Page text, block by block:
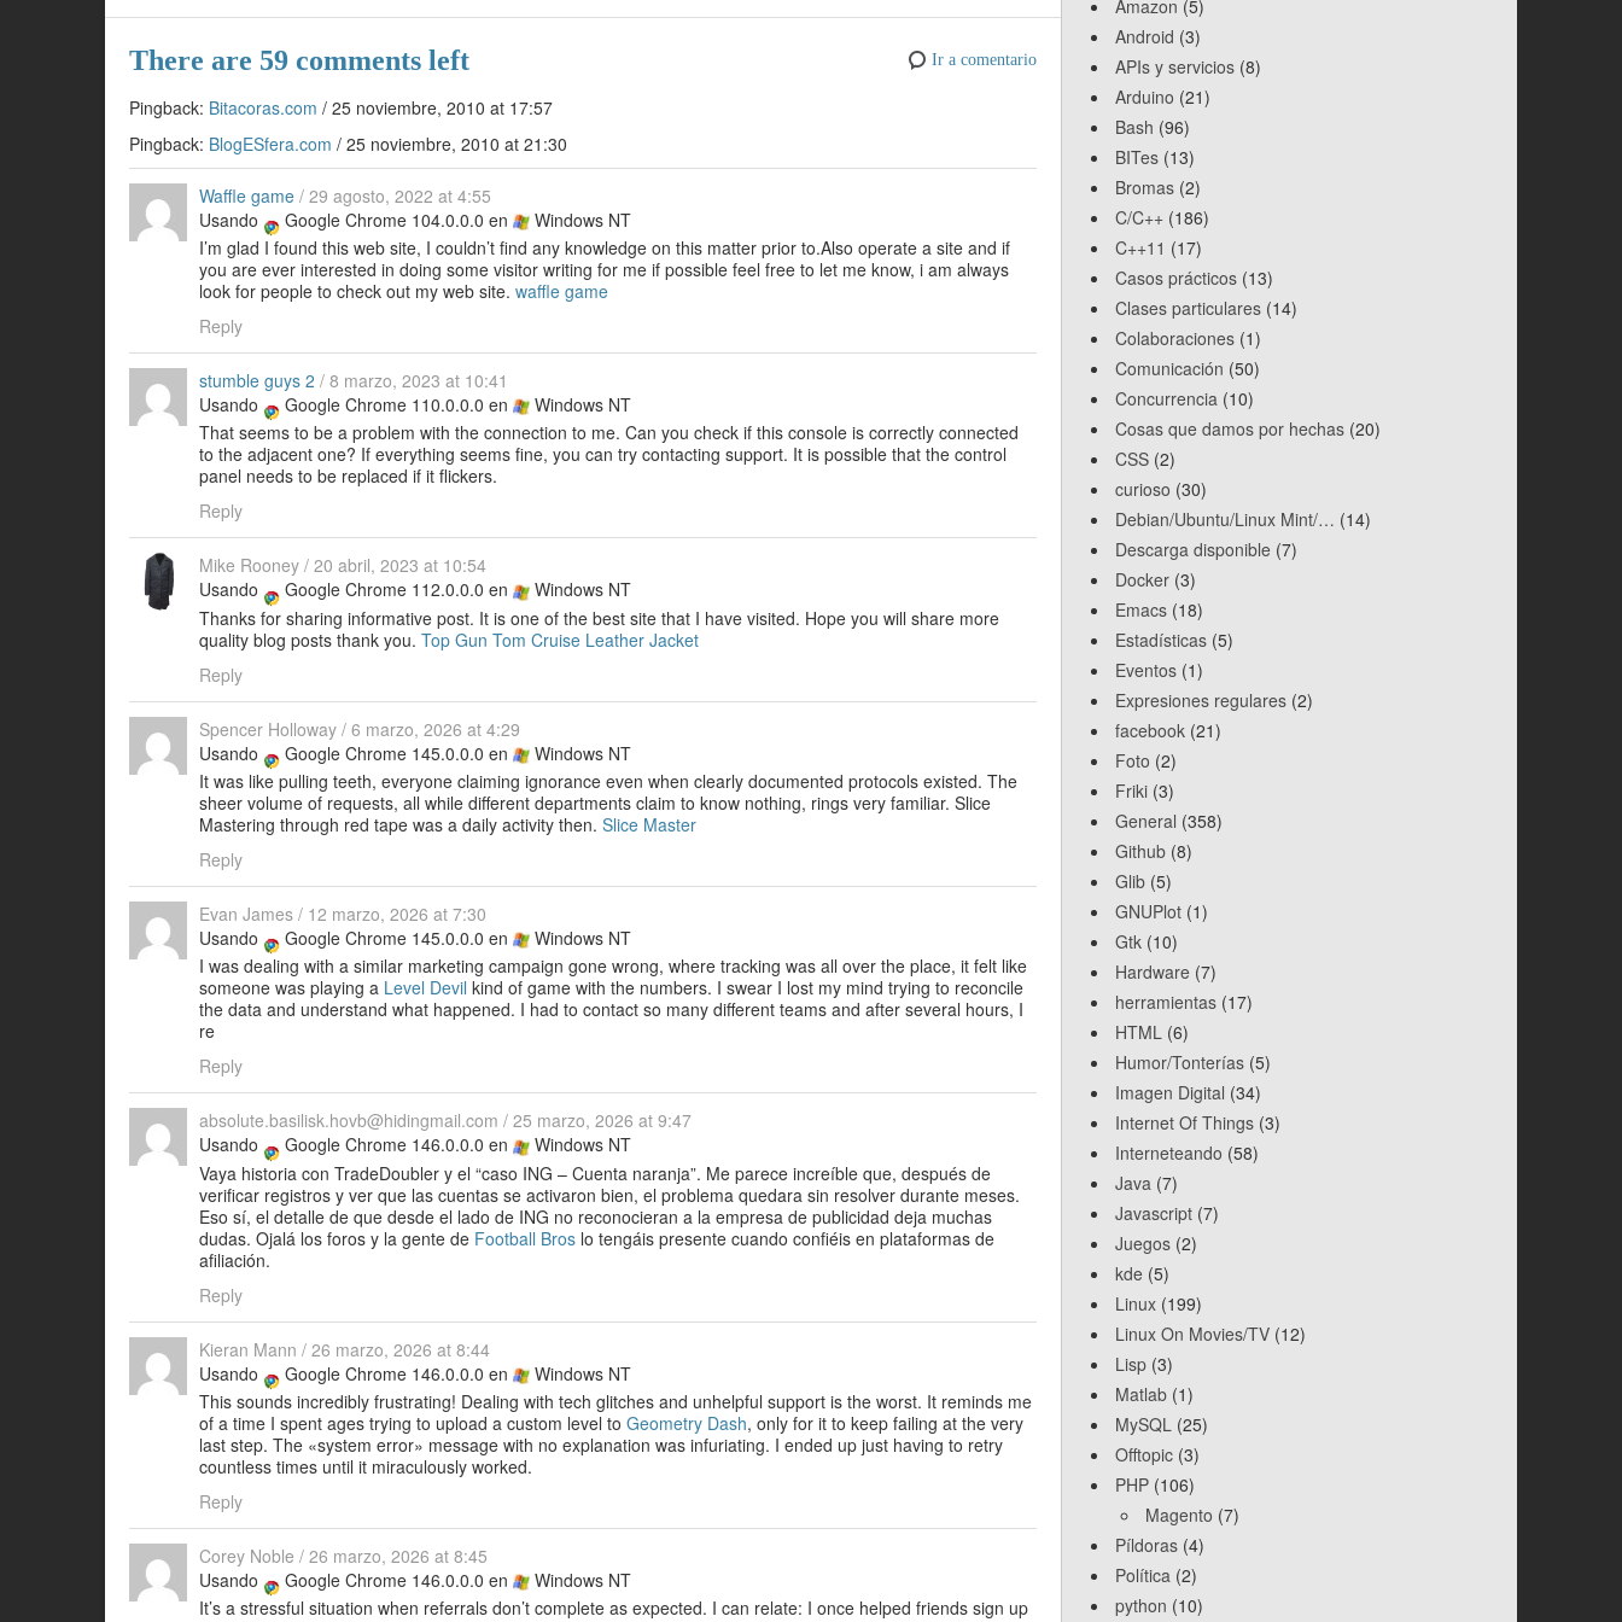
o
k
p e
There are 59 comments left Ir a comentario
Pingback: Bitacoras.com / 25 noviembre, 2010 at 17:57
Pingback: BlogESfera.com / 25 noviembre, 2010 at 21:30
Waffle game / 29 agosto, 2022 at 4:55
Usando
Google Chrome 104.0.0.0 en
Windows NT
I’m glad I found this web site, I couldn’t find any knowledge on this matter prior to.Also operate a site and if
you are ever interested in doing some visitor writing for me if possible feel free to let me know, i am always
look for people to check out my web site. waffle game
Reply
stumble guys 2 / 8 marzo, 2023 at 10:41
Usando
Google Chrome 110.0.0.0 en
Windows NT
That seems to be a problem with the connection to me. Can you check if this console is correctly connected
to the adjacent one? If everything seems fine, you can try contacting support. It is possible that the control
panel needs to be replaced if it flickers.
Reply
Mike Rooney / 20 abril, 2023 at 10:54
Usando
Google Chrome 112.0.0.0 en
Windows NT
Thanks for sharing informative post. It is one of the best site that I have visited. Hope you will share more
quality blog posts thank you. Top Gun Tom Cruise Leather Jacket
Reply
Spencer Holloway / 6 marzo, 2026 at 4:29
Usando
Google Chrome 145.0.0.0 en
Windows NT
It was like pulling teeth, everyone claiming ignorance even when clearly documented protocols existed. The
sheer volume of requests, all while different departments claim to know nothing, rings very familiar. Slice
Mastering through red tape was a daily activity then. Slice Master
Reply
Evan James / 12 marzo, 2026 at 7:30
Usando
Google Chrome 145.0.0.0 en
Windows NT
I was dealing with a similar marketing campaign gone wrong, where tracking was all over the place, it felt like
someone was playing a Level Devil kind of game with the numbers. I swear I lost my mind trying to reconcile
the data and understand what happened. I had to contact so many different teams and after several hours, I
re
Reply
absolute.basilisk.hovb@hidingmail.com / 25 marzo, 2026 at 9:47
Usando
Google Chrome 146.0.0.0 en
Windows NT
Vaya historia con TradeDoubler y el “caso ING – Cuenta naranja”. Me parece increíble que, después de
verificar registros y ver que las cuentas se activaron bien, el problema quedara sin resolver durante meses.
Eso sí, el detalle de que desde el lado de ING no reconocieran a la empresa de publicidad deja muchas
dudas. Ojalá los foros y la gente de Football Bros lo tengáis presente cuando confiéis en plataformas de
afiliación.
Reply
Kieran Mann / 26 marzo, 2026 at 8:44
Usando
Google Chrome 146.0.0.0 en
Windows NT
This sounds incredibly frustrating! Dealing with tech glitches and unhelpful support is the worst. It reminds me
of a time I spent ages trying to upload a custom level to Geometry Dash, only for it to keep failing at the very
last step. The «system error» message with no explanation was infuriating. I ended up just having to retry
countless times until it miraculously worked.
Reply
Corey Noble / 26 marzo, 2026 at 8:45
Usando
Google Chrome 146.0.0.0 en
Windows NT
It’s a stressful situation when referrals don’t complete as expected. I can relate: I once helped friends sign up
Amazon (5)
Android (3)
APIs y servicios (8)
Arduino (21)
Bash (96)
BITes (13)
Bromas (2)
C/C++ (186)
C++11 (17)
Casos prácticos (13)
Clases particulares (14)
Colaboraciones (1)
Comunicación (50)
Concurrencia (10)
Cosas que damos por hechas (20)
CSS (2)
curioso (30)
Debian/Ubuntu/Linux Mint/… (14)
Descarga disponible (7)
Docker (3)
Emacs (18)
Estadísticas (5)
Eventos (1)
Expresiones regulares (2)
facebook (21)
Foto (2)
Friki (3)
General (358)
Github (8)
Glib (5)
GNUPlot (1)
Gtk (10)
Hardware (7)
herramientas (17)
HTML (6)
Humor/Tonterías (5)
Imagen Digital (34)
Internet Of Things (3)
Interneteando (58)
Java (7)
Javascript (7)
Juegos (2)
kde (5)
Linux (199)
Linux On Movies/TV (12)
Lisp (3)
Matlab (1)
MySQL (25)
Offtopic (3)
PHP (106)
Magento (7)
Píldoras (4)
Política (2)
python (10)